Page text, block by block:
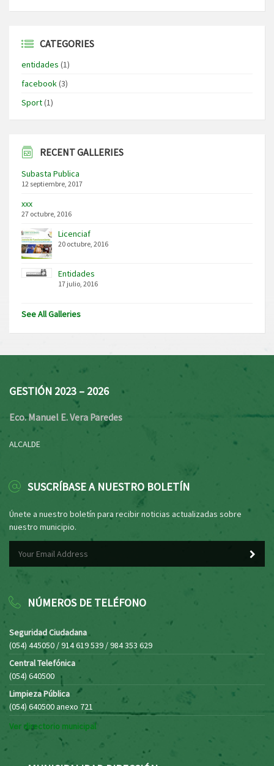
CATEGORIES
entidades (1)
facebook(3)
Sport(1)
RECENT GALLERIES
Subasta Publica
12 septiembre, 2017
xxx
27 octubre, 2016
Licenciaf
20 octubre, 2016
Entidades
17 julio, 2016
See All Galleries
GESTIÓN 2023 – 2026
Eco. Manuel E. Vera Paredes
ALCALDE
SUSCRÍBASE A NUESTRO BOLETÍN
Únete a nuestro boletín para recibir noticias actualizadas sobre
nuestro municipio.
NÚMEROS DE TELÉFONO
Seguridad Ciudadana
(054) 445050 / 914 619 539 / 984 353 629
Central Telefónica
(054) 640500
Limpieza Pública
(054) 640500 anexo 721
Ver directorio municipal